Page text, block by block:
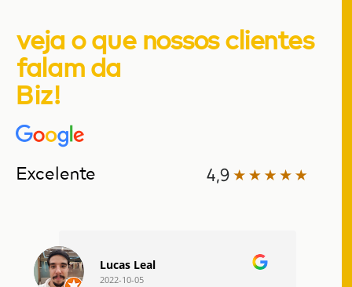
veja o que nossos clientes
falam da
Biz!
Excelente
Lucas Leal
2022-10-05